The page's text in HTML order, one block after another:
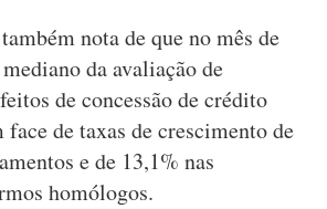
nota de que no mês de
da avaliação de
de concessão de crédito
de taxas de crescimento de
e de 13,1% nas
homólogos.